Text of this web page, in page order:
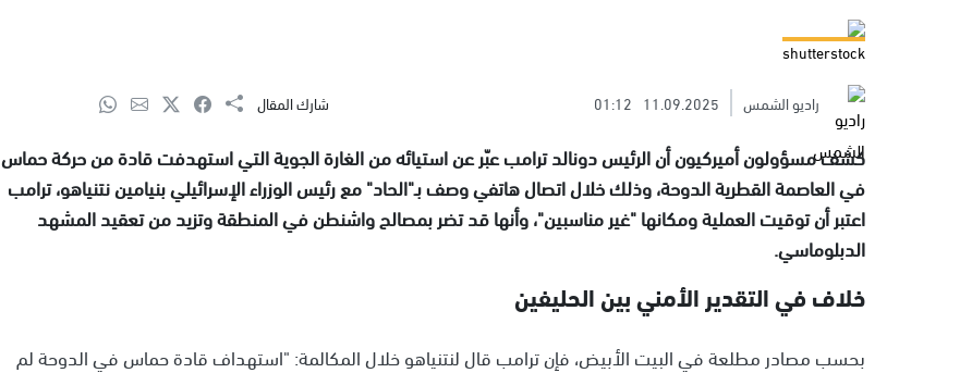
shutterstock
راديو الشمس
11.09.2025
01:12 شارك المقال
كشف مسؤولون أميركيون أن الرئيس دونالد ترامب عبّر عن استيائه من الغارة الجوية التي استهدفت قادة من حركة حماس
في العاصمة القطرية الدوحة، وذلك خلال اتصال هاتفي وصف بـ"الحاد" مع رئيس الوزراء الإسرائيلي بنيامين نتنياهو، ترامب
اعتبر أن توقيت العملية ومكانها "غير مناسبين"، وأنها قد تضر بمصالح واشنطن في المنطقة وتزيد من تعقيد المشهد
الدبلوماسي.
خلاف في التقدير الأمني بين الحليفين
بحسب مصادر مطلعة في البيت الأبيض، فإن ترامب قال لنتنياهو خلال المكالمة: "استهداف قادة حماس في الدوحة لم